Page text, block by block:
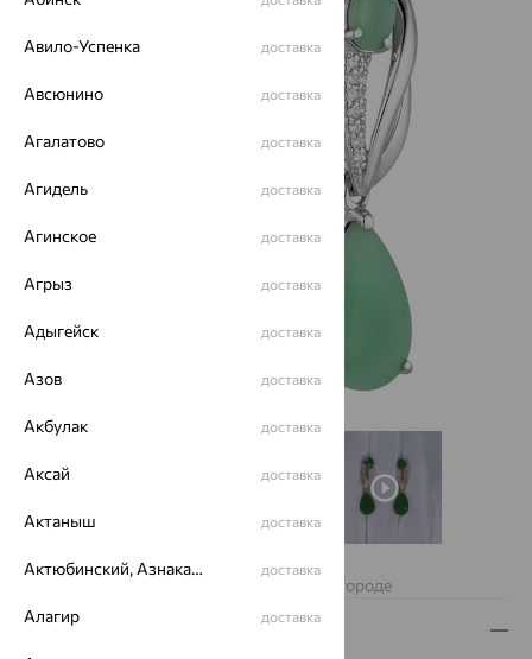
Нет в наличии
Изделие недоступно для заказа в вашем городе
Описание
Авило-Успенка доставка
Авсюнино доставка
Агалатово доставка
Агидель доставка
Агинское доставка
Агрыз доставка
Адыгейск доставка
Азов доставка
Акбулак доставка
Аксай доставка
Актаныш доставка
Актюбинский, Азнакаевский район доставка
Алагир доставка